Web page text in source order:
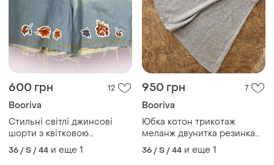
600 грн 12
Booriva
Стильні світлі джинсові
шорти з квітковою
аплікацією booriva 🇺🇦
36 / S / 44 и еще 1
950 грн 7
Booriva
Юбка котон трикотаж
меланж двунитка резинка
чирлидинг клеш солнце
полусолнце спортивная
36 / S / 44 и еще 1